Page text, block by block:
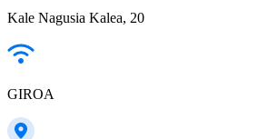
Kale Nagusia Kalea, 20
GIROA